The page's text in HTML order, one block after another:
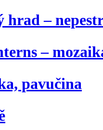
hrad –
–
pavučina